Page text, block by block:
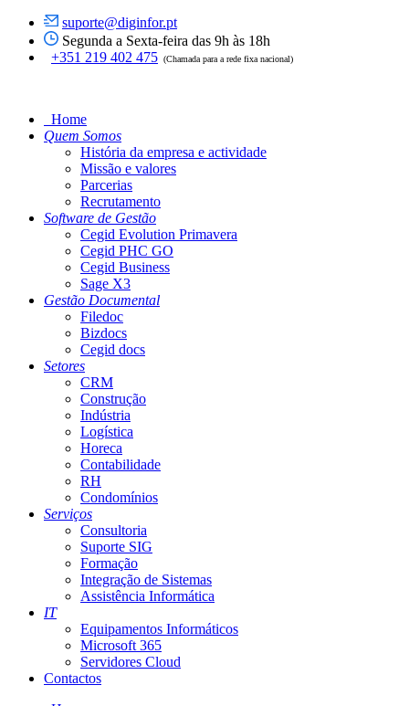
suporte@diginfor.pt
Segunda a Sexta-feira das 9h às 18h
+351 219 402 475 (Chamada para a rede fixa nacional)
Home
Quem Somos
História da empresa e actividade
Missão e valores
Parcerias
Recrutamento
Software de Gestão
Cegid Evolution Primavera
Cegid PHC GO
Cegid Business
Sage X3
Gestão Documental
Filedoc
Bizdocs
Cegid docs
Setores
CRM
Construção
Indústria
Logística
Horeca
Contabilidade
RH
Condomínios
Serviços
Consultoria
Suporte SIG
Formação
Integração de Sistemas
Assistência Informática
IT
Equipamentos Informáticos
Microsoft 365
Servidores Cloud
Contactos